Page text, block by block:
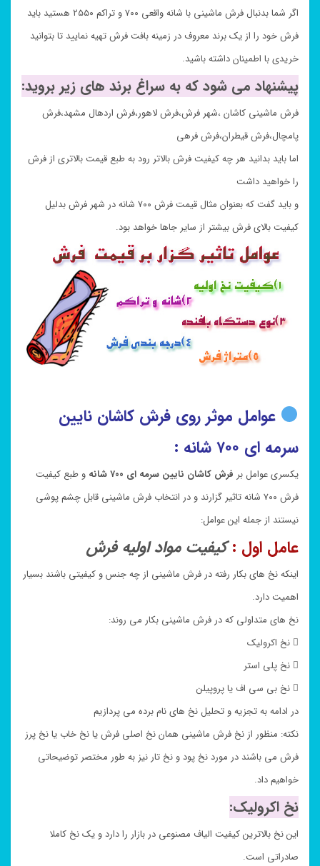
اگر شما بدنبال فرش ماشینی با شانه واقعی ۷۰۰ و تراکم ۲۵۵۰ هستید باید
فرش خود را از یک برند معروف در زمینه بافت فرش تهیه نمایید تا بتوانید
خریدی با اطمینان داشته باشید.
پیشنهاد می شود که به سراغ برند های زیر بروید:
فرش ماشینی کاشان ،شهر فرش،فرش لاهور،فرش اردهال مشهد،فرش
پامچال،فرش قیطران،فرش فرهی
اما باید بدانید هر چه کیفیت فرش بالاتر رود به طبع قیمت بالاتری از فرش
را خواهید داشت
و باید گفت که بعنوان مثال قیمت فرش ۷۰۰ شانه در شهر فرش بدلیل
کیفیت بالای فرش بیشتر از سایر جاها خواهد بود.
عوامل موثر روی فرش کاشان نایین
سرمه ای ۷۰۰ شانه :
یکسری عوامل بر فرش کاشان نایین سرمه ای ۷۰۰ شانه
و طبع کیفیت
فرش ۷۰۰ شانه تاثیر گزارند و در انتخاب فرش ماشینی قابل چشم پوشی
نیستند از جمله این عوامل:
عامل اول : کیفیت مواد اولیه فرش
اینکه نخ های بکار رفته در فرش ماشینی از چه جنس و کیفیتی باشند بسیار
اهمیت دارد.
نخ های متداولی که در فرش ماشینی بکار می روند:
 نخ اکرولیک
 نخ پلی استر
 نخ بی سی اف یا پروپیلن
در ادامه به تجزیه و تحلیل نخ های نام برده می پردازیم
نکته: منظور از نخ فرش ماشینی همان نخ اصلی فرش یا نخ خاب یا نخ پرز
فرش می باشند در مورد نخ پود و نخ تار نیز به طور مختصر توضیحاتی
خواهیم داد.
نخ اکرولیک:
این نخ بالاترین کیفیت الیاف مصنوعی در بازار را دارد و یک نخ کاملا
صادراتی است.